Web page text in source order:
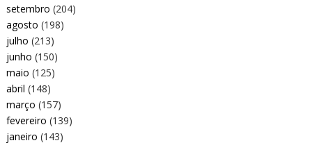
setembro (204)
agosto (198)
julho (213)
junho (150)
maio (125)
abril (148)
março (157)
fevereiro (139)
janeiro (143)